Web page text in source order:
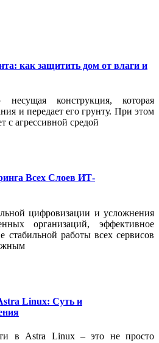
как защитить дом от влаги и
конструкция, которая
и передает его грунту. При этом
с агрессивной средой
Всех Слоев ИТ-
цифровизации и усложнения
организаций, эффективное
стабильной работы всех сервисов
Linux: Суть и
в Astra Linux – это не просто